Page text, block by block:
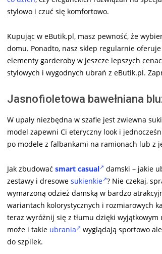
stylowo i czuć się komfortowo.
Kupując w eButik.pl, masz pewność, że
domu. Ponadto, nasz sklep regularnie
elementy garderoby w jeszcze lepszych
stylowych i wygodnych ubrań z eButik.pl.
Jasnofioletowa bawełniana
W upały niezbędna w szafie jest zwiewna
model zapewni Ci eteryczny look i
po modele z falbankami na ramionach lub z
Jak zbudować smart casual
damski – jakie
zestawy i dresowe sukienkie ? Nie czekaj,
wymarzoną odzież damską w bardzo
wariantach kolorystycznych i rozmiarowych
teraz wyróżnij się z tłumu dzięki
może i takie ubrania
wyglądają sportowo
do szpilek.